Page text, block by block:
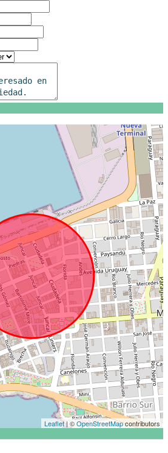
Leaflet| ©OpenStreetMapcontributors